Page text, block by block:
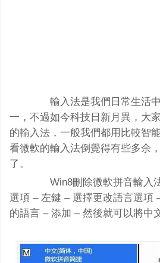
輸入法是我們日常生活中
一，不過如今科技日新月異，大
的輸入法，一般我們都用比較智
看微軟的輸入法倒覺得有些多余
了。
Win8刪除微軟拼音輸入
選項 – 左鍵 – 選擇更改語言選項
的語言 – 添加 – 然後就可以將中